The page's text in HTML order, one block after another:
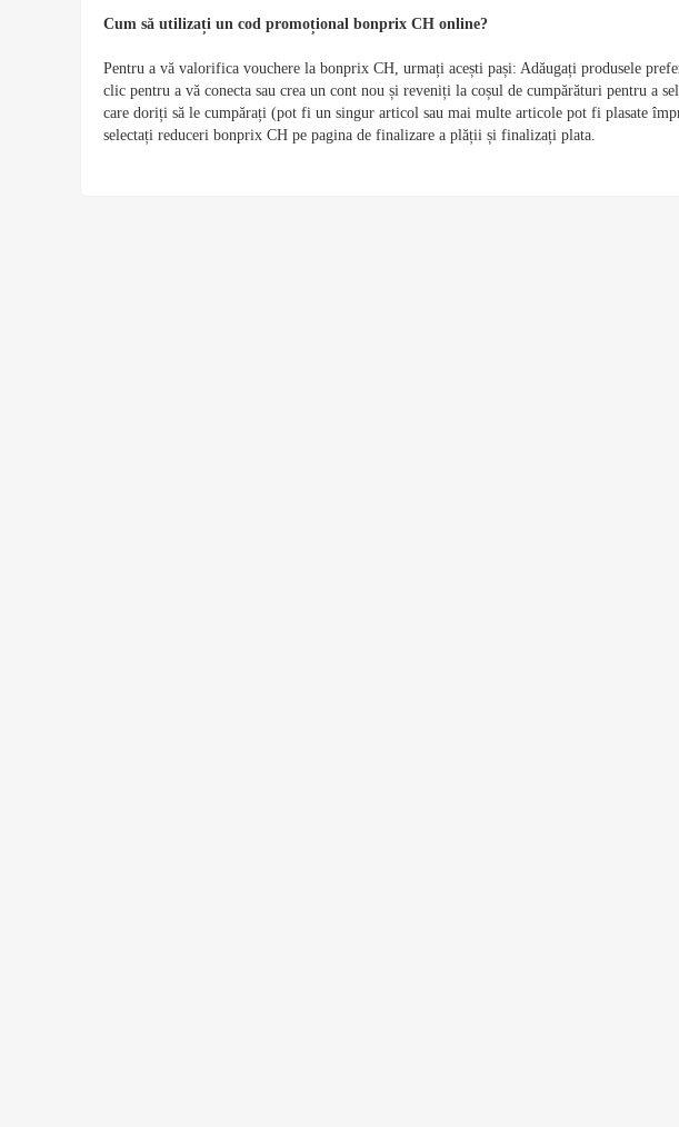
Cum să utilizați un cod promoțional bonprix CH online?
Pentru a vă valorifica vouchere la bonprix CH, urmați acești pași: Adăugați produsele
clic pentru a vă conecta sau crea un cont nou și reveniți la coșul de cumpărături pentru a
care doriți să le cumpărați (pot fi un singur articol sau mai multe articole pot fi plasate
selectați reduceri bonprix CH pe pagina de finalizare a plății și finalizați plata.